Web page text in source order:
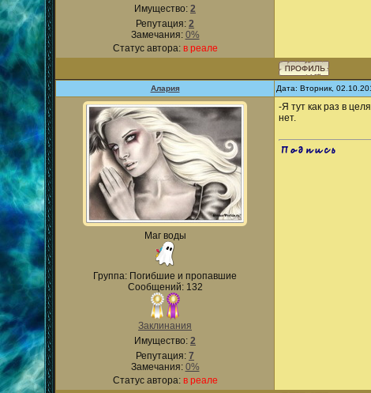
Имущество: 2
Репутация: 2
Замечания: 0%
Статус автора: в реале
Алария Дата: Вторник,
Маг воды
Группа: Погибшие и пропавшие
Сообщений: 132
Заклинания
Имущество: 2
Репутация: 7
Замечания: 0%
Статус автора: в реале
-Я тут как раз в
нет.
.